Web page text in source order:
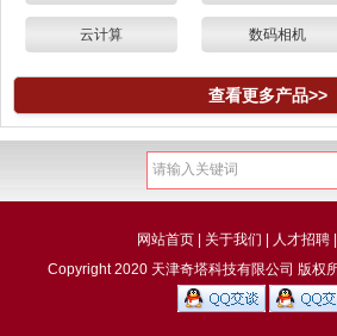
云计算 数码相机
查看更多产品>>
网站首页| 关于我们 人才招聘|
Copyright 2020 天津奇塔科技有限公司 版权